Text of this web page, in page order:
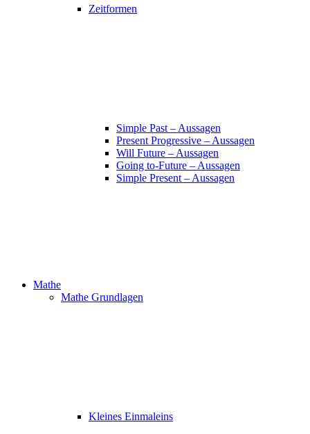
Zeitformen
Simple Past – Aussagen
Present Progressive – Aussagen
Will Future – Aussagen
Going to-Future – Aussagen
Simple Present – Aussagen
Mathe
Mathe Grundlagen
Kleines Einmaleins